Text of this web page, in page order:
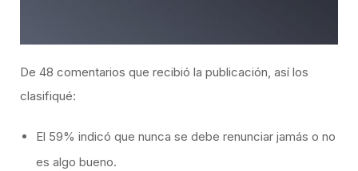
De 48 comentarios que recibió la publicación, así los
clasifiqué:
El 59% indicó que nunca se debe renunciar jamás o no
es algo bueno.